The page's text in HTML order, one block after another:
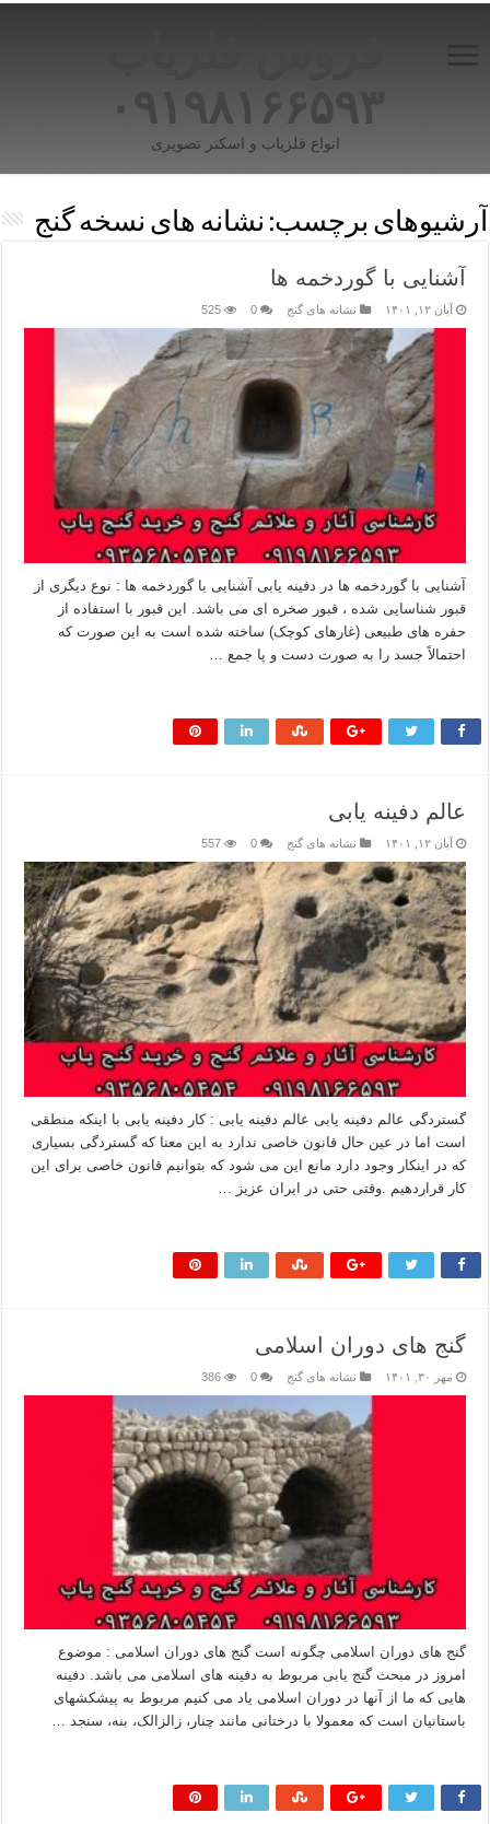
۰۹۱۹۸۱۶۶۵۹۳
انواع فلزیاب و اسکنر تصویری
آرشیوهای برچسب: نشانه های نسخه گنج
آشنایی با گوردخمه ها
آبان ۱۲, ۱۴۰۱ نشانه های گنج 0
525
آشنایی با گوردخمه ها در دفینه یابی آشنایی با گوردخمه ها : نوع دیگری از
قبور شناسایی شده ، قبور صخره ای می باشد. این قبور با استفاده از
حفره های طبیعی (غارهای کوچک) ساخته شده است به این صورت که
احتمالاً جسد را به صورت دست و پا جمع …
عالم دفینه یابی
آبان ۱۲, ۱۴۰۱ نشانه های گنج 0
557
گستردگی عالم دفینه یابی عالم دفینه یابی : کار دفینه یابی با اینکه منطقی
است اما در عین حال قانون خاصی ندارد به این معنا که گستردگی بسیاری
که در اینکار وجود دارد مانع این می شود که بتوانیم قانون خاصی برای این
کار قراردهیم .وقتی حتی در ایران عزیز …
گنج های دوران اسلامی
مهر ۳۰, ۱۴۰۱ نشانه های گنج 0
386
گنج های دوران اسلامی چگونه است گنج های دوران اسلامی : موضوع
امروز در مبحث گنج یابی مربوط به دفینه های اسلامی می باشد. دفینه
هایی که ما از آنها در دوران اسلامی یاد می کنیم مربوط به پیشکشهای
باستانیان است که معمولا با درختانی مانند چنار، زالزالک، بنه، سنجد …